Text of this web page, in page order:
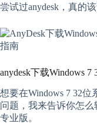
尝试过anydesk，真的
anydesk下载Windows 7
想要在Windows 7 32
问题，我来告诉你怎么
专业版。